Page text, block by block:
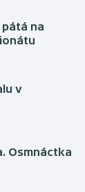
na
v
Osmnáctka